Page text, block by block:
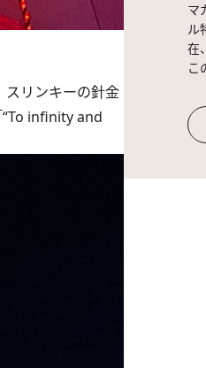
スリンキーの針金
“To infinity and
マ
ル
在
こ